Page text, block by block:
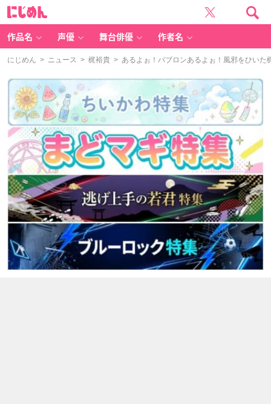
作品名 声優 舞台俳優 作者名
にじめん > ニュース > 梶裕貴 > あるよぉ！パブロンあるよぉ！風邪をひいた